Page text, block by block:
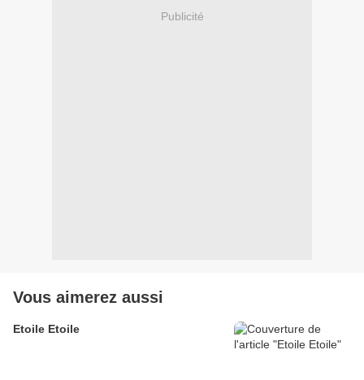
Publicité
Vous aimerez aussi
Etoile Etoile